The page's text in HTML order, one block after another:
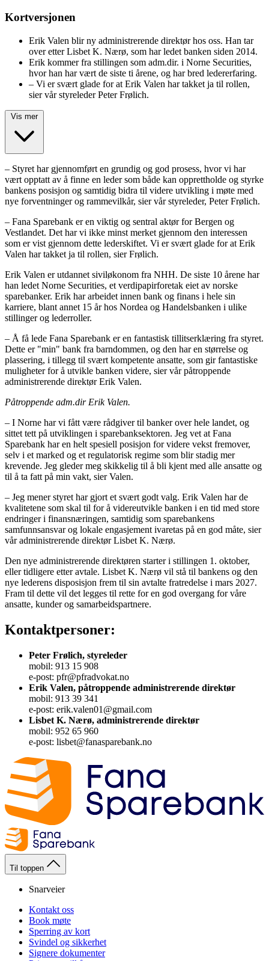
Kortversjonen
Erik Valen blir ny administrerende direktør hos oss. Han tar
over etter Lisbet K. Nærø, som har ledet banken siden 2014.
Erik kommer fra stillingen som adm.dir. i Norne Securities,
hvor han har vært de siste ti årene, og har bred ledererfaring.
– Vi er svært glade for at Erik Valen har takket ja til rollen,
sier vår styreleder Peter Frølich.
Vis mer
– Styret har gjennomført en grundig og god prosess, hvor vi har
vært opptatt av å finne en leder som både kan opprettholde og styrke
bankens posisjon og samtidig bidra til videre utvikling i møte med
nye forventninger og rammevilkår, sier vår styreleder, Peter Frølich.
– Fana Sparebank er en viktig og sentral aktør for Bergen og
Vestlandet. Det har vi ikke minst merket gjennom den interessen
som er vist gjennom dette lederskiftet. Vi er svært glade for at Erik
Valen har takket ja til rollen, sier Frølich.
Erik Valen er utdannet siviløkonom fra NHH. De siste 10 årene har
han ledet Norne Securities, et verdipapirforetak eiet av norske
sparebanker. Erik har arbeidet innen bank og finans i hele sin
karriere, blant annet 15 år hos Nordea og Handelsbanken i ulike
stillinger og lederroller.
– Å få lede Fana Sparebank er en fantastisk tillitserklæring fra styret.
Dette er "min" bank fra barndommen, og den har en størrelse og
plassering, i tillegg til svært kompetente ansatte, som gir fantastiske
muligheter for å utvikle banken videre, sier vår påtroppende
administrerende direktør Erik Valen.
Påtroppende adm.dir Erik Valen.
– I Norne har vi fått være rådgiver til banker over hele landet, og
sittet tett på utviklingen i sparebanksektoren. Jeg vet at Fana
Sparebank har en helt spesiell posisjon for videre vekst fremover,
selv i et marked og et regulatorisk regime som blir stadig mer
krevende. Jeg gleder meg skikkelig til å bli kjent med alle ansatte og
til å ta fatt på min vakt, sier Valen.
– Jeg mener styret har gjort et svært godt valg. Erik Valen har de
kvalitetene som skal til for å videreutvikle banken i en tid med store
endringer i finansnæringen, samtidig som sparebankens
samfunnsansvar og lokale engasjement ivaretas på en god måte, sier
vår administrerende direktør Lisbet K. Nærø.
Den nye administrerende direktøren starter i stillingen 1. oktober,
eller tidligere etter avtale. Lisbet K. Nærø vil stå til bankens og den
nye lederens disposisjon frem til sin avtalte fratredelse i mars 2027.
Fram til dette vil det legges til rette for en god overgang for våre
ansatte, kunder og samarbeidspartnere.
Kontaktpersoner:
Peter Frølich, styreleder
mobil: 913 15 908
e-post: pfr@pfradvokat.no
Erik Valen, påtroppende administrerende direktør
mobil: 913 39 341
e-post: erik.valen01@gmail.com
Lisbet K. Nærø, administrerende direktør
mobil: 952 65 960
e-post: lisbet@fanasparebank.no
Til toppen
Snarveier
Kontakt oss
Book møte
Sperring av kort
Svindel og sikkerhet
Signere dokumenter